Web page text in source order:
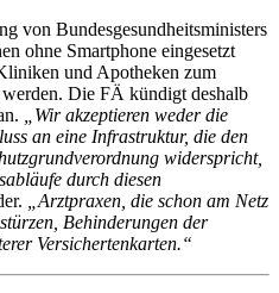
von Bundesgesundheitsministers
ohne Smartphone eingesetzt
und Apotheken zum
Die FÄ kündigt deshalb
„Wir akzeptieren weder die
an eine Infrastruktur, die den
widerspricht,
durch diesen
„Arztpraxen, die schon am Netz
Behinderungen der
Versichertenkarten.“